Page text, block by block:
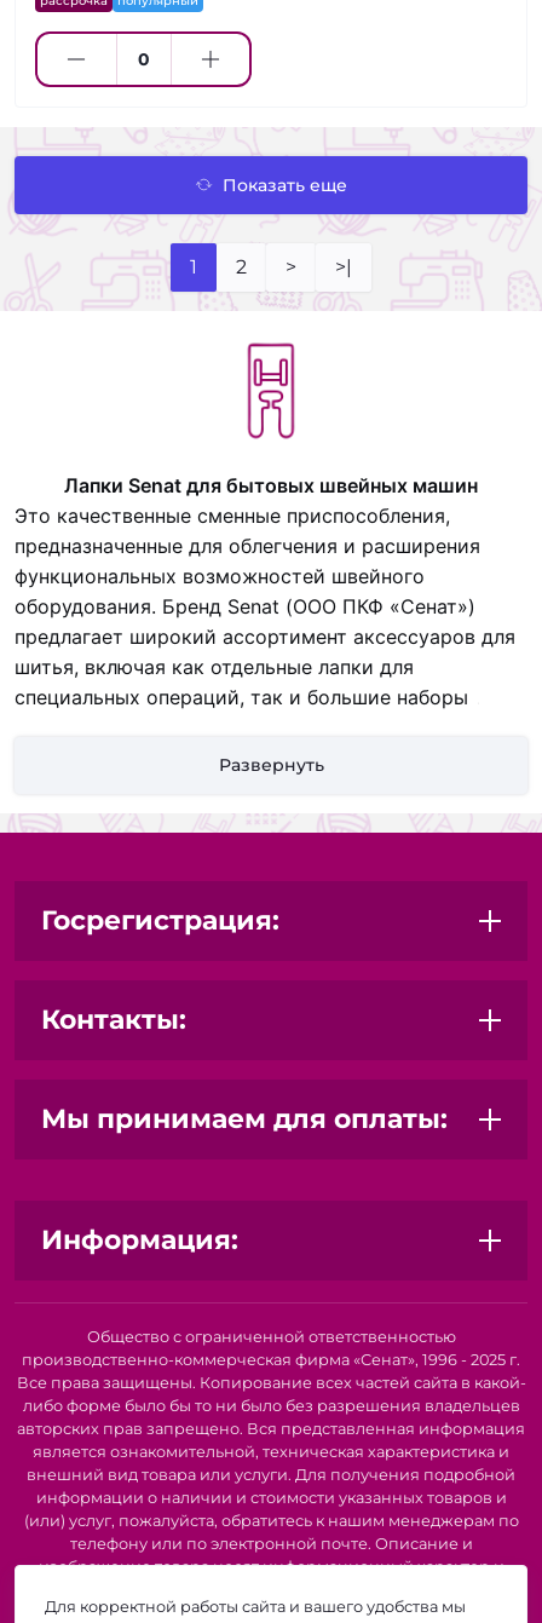
Показать еще
1 2 > >|
Лапки Senat для бытовых швейных машин
Это качественные сменные приспособления,
предназначенные для облегчения и расширения
функциональных возможностей швейного
оборудования. Бренд Senat (ООО ПКФ «Сенат»)
предлагает широкий ассортимент аксессуаров для
шитья, включая как отдельные лапки для
специальных операций, так и большие наборы
металла, пластика, с тефлоновым
лапки, а также специализированные: для вшивания
подгибки, тефлоновые (для кожи и кожзама), лапки
с линейкой и многие другие. Продукция
брендов.
Развернуть
Госрегистрация:
Контакты:
Мы принимаем для оплаты:
Информация:
Общество с ограниченной ответственностью
производственно-коммерческая фирма «Сенат», 1996 - 2025 г.
Все права защищены. Копирование всех частей сайта в какой-
либо форме было бы то ни было без разрешения владельцев
авторских прав запрещено. Вся представленная информация
является ознакомительной, техническая характеристика и
внешний вид товара или услуги. Для получения подробной
информации о наличии и стоимости указанных товаров и
(или) услуг, пожалуйста, обратитесь к нашим менеджерам по
телефону или по электронной почте. Описание и
изображение товара носят информационный характер и
представленных в технической документации производителя.
Для корректной работы сайта и вашего удобства мы